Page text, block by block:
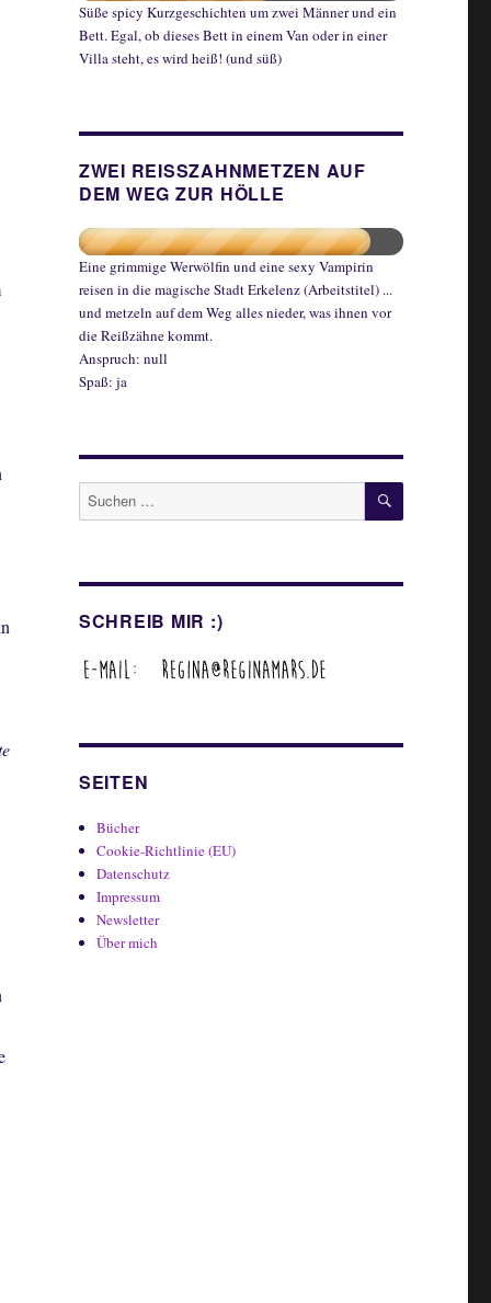
Süße spicy Kurzgeschichten um zwei Männer und ein
Bett. Egal, ob dieses Bett in einem Van oder in einer
Villa steht, es wird heiß! (und süß)
ZWEI REISSZAHNMETZEN AUF
DEM WEG ZUR HÖLLE
Eine grimmige Werwölfin und eine sexy Vampirin
reisen in die magische Stadt Erkelenz (Arbeitstitel) ...
und metzeln auf dem Weg alles nieder, was ihnen vor
die Reißzähne kommt.
Anspruch: null
Spaß: ja
Suche
nach:
SUCHEN
SCHREIB MIR :)
SEITEN
Bücher
Cookie-Richtlinie (EU)
Datenschutz
Impressum
Newsletter
Über mich